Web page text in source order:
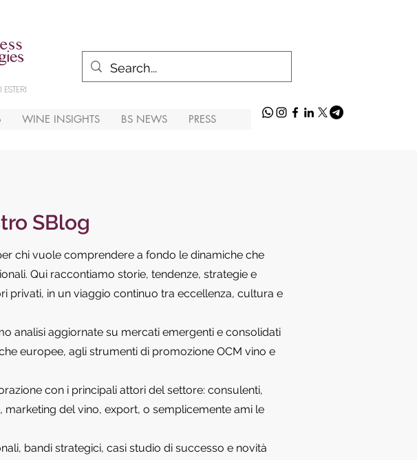
WINE INSIGHTS BS NEWS PRESS
SBlog
chi vuole comprendere a fondo le dinamiche che
Qui raccontiamo storie, tendenze, strategie e
in un viaggio continuo tra eccellenza, cultura e
analisi aggiornate su mercati emergenti e consolidati
europee, agli strumenti di promozione OCM vino e
con i principali attori del settore: consulenti,
marketing del vino, export, o semplicemente ami le
bandi strategici, casi studio di successo e novità